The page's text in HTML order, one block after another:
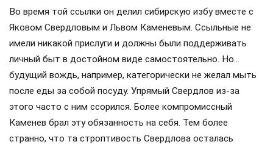
Во время той ссылки он делил сибирскую избу вместе с
Яковом Свердловым и Львом Каменевым. Ссыльные не
имели никакой прислуги и должны были поддерживать
личный быт в достойном виде самостоятельно. Но…
будущий вождь, например, категорически не желал мыть
после еды за собой посуду. Упрямый Свердлов из-за
этого часто с ним ссорился. Более компромиссный
Каменев брал эту обязанность на себя. Тем более
странно, что та строптивость Свердлова осталась